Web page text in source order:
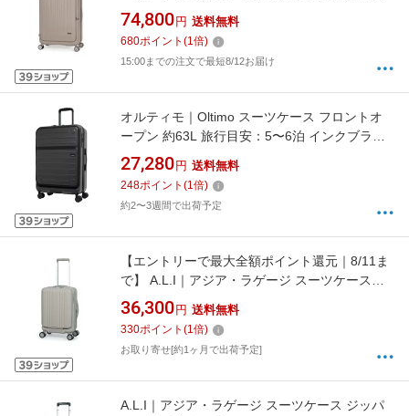
フロントオープン 前輪ストッパー 内装抗菌・
防臭加工 亜麻色 MX-8011RV-30
74,800 円 送料無料
680ポイント (1倍)
15:00までの注文で最短8/12お届け
オルティモ｜Oltimo スーツケース フロントオ
ープン 約63L 旅行目安：5〜6泊 インクブラッ
ク OT-0857-60N-IBK [TSAロック搭載]
27,280 円 送料無料
248ポイント (1倍)
約2〜3週間で出荷予定
【エントリーで最大全額ポイント還元｜8/11ま
で】 A.L.I｜アジア・ラゲージ スーツケース
ジッパータイプ 宿泊目安：1〜3日間 037L
拡張機能搭載 フロントオープン キャスター
ストッパー 洗える内装 デカかるEdge2 グレ
ージュ ALI-078-18FW
36,300 円 送料無料
330ポイント (1倍)
お取り寄せ[約1ヶ月で出荷予定]
A.L.I｜アジア・ラゲージ スーツケース ジッパ